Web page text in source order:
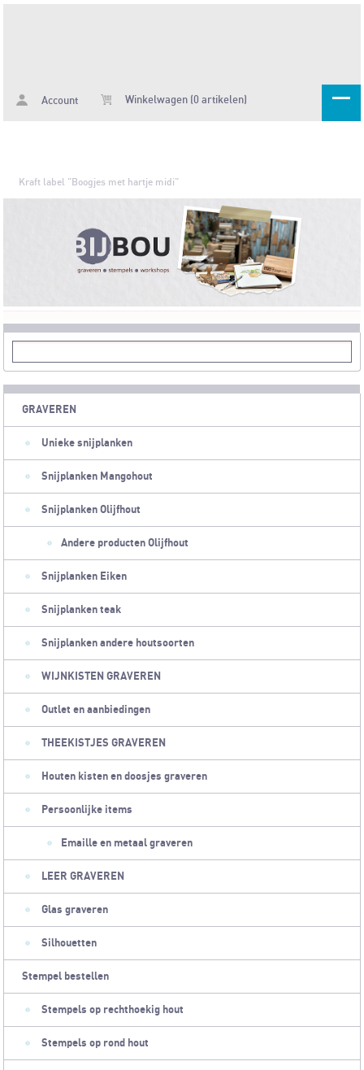
Account Winkelwagen (0 artikelen)
Kraft label "Boogjes met hartje midi"
GRAVEREN
Unieke snijplanken
Snijplanken Mangohout
Snijplanken Olijfhout
Andere producten Olijfhout
Snijplanken Eiken
Snijplanken teak
Snijplanken andere houtsoorten
WIJNKISTEN GRAVEREN
Outlet en aanbiedingen
THEEKISTJES GRAVEREN
Houten kisten en doosjes graveren
Persoonlijke items
Emaille en metaal graveren
LEER GRAVEREN
Glas graveren
Silhouetten
Stempel bestellen
Stempels op rechthoekig hout
Stempels op rond hout